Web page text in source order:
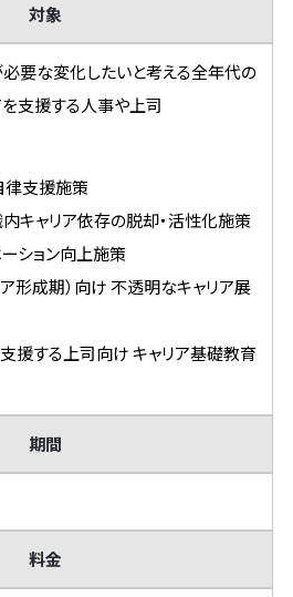
対象
要な変化したいと考える全年代の
支援する人事や上司
律支援施策
キャリア依存の脱却・活性化施策
ション向上施策
ア形成期）向け 不透明なキャリア展
援する上司向け キャリア基礎教育
期間
料金